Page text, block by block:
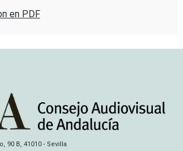
en PDF
90 B, 41010 - Sevilla